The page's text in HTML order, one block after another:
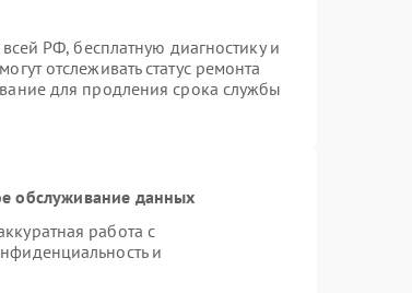
РФ, бесплатную диагностику и
отслеживать статус ремонта
для продления срока службы
обслуживание данных
работа с
и